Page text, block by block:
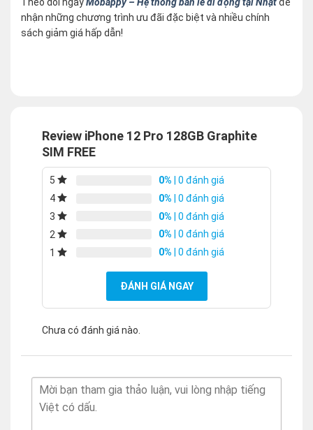
nhận những chương trình ưu đãi đặc biệt và nhiều chính
sách giảm giá hấp dẫn!
Review iPhone 12 Pro 128GB Graphite
SIM FREE
5 0% | 0 đánh giá
4
0% | 0 đánh giá
3
0% | 0 đánh giá
2
0% | 0 đánh giá
1
0% | 0 đánh giá
ĐÁNH GIÁ NGAY
Chưa có đánh giá nào.